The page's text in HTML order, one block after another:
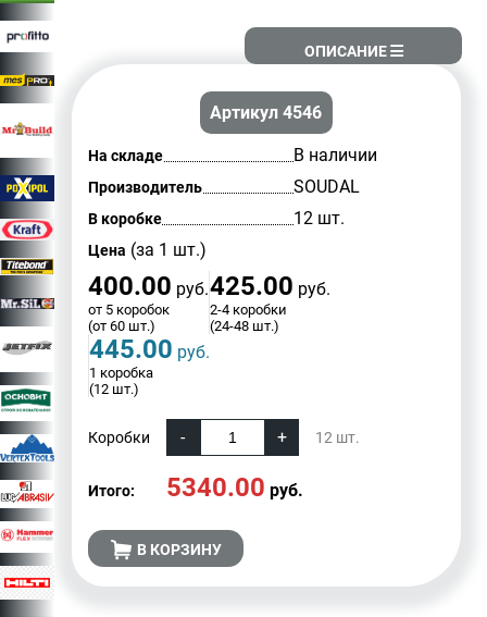
ОПИСАНИЕ
Артикул 4546
На складе В наличии
Производитель SOUDAL
В коробке 12 шт.
Цена (за 1 шт.)
400.00 руб.
от 5 коробок
(от 60 шт.)
425.00 руб.
2-4 коробки
(24-48 шт.)
445.00 руб.
1 коробка
(12 шт.)
Коробки 12 шт.
Итого: 5340.00 руб.
В КОРЗИНУ